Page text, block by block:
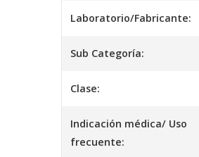
Laboratorio/Fabricante:
Sub Categoría:
Clase:
Indicación médica/ Uso
frecuente: